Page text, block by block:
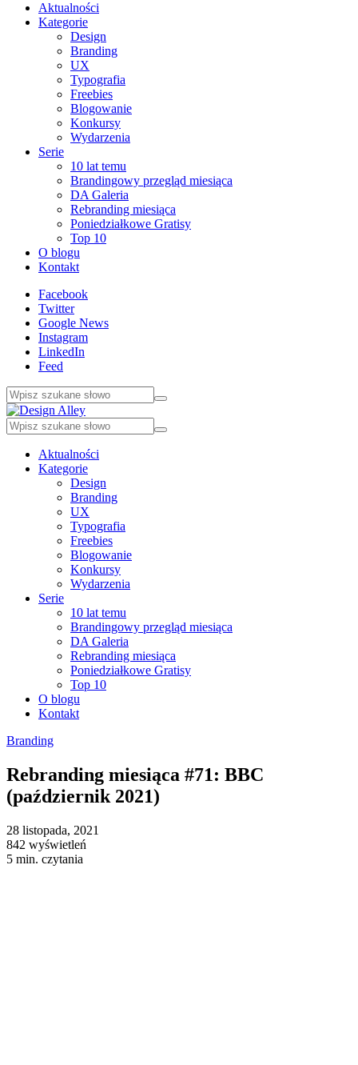
Aktualności
Kategorie
Design
Branding
UX
Typografia
Freebies
Blogowanie
Konkursy
Wydarzenia
Serie
10 lat temu
Brandingowy przegląd miesiąca
DA Galeria
Rebranding miesiąca
Poniedziałkowe Gratisy
Top 10
O blogu
Kontakt
Facebook
Twitter
Google News
Instagram
LinkedIn
Feed
Aktualności
Kategorie
Design
Branding
UX
Typografia
Freebies
Blogowanie
Konkursy
Wydarzenia
Serie
10 lat temu
Brandingowy przegląd miesiąca
DA Galeria
Rebranding miesiąca
Poniedziałkowe Gratisy
Top 10
O blogu
Kontakt
Branding
Rebranding miesiąca #71: BBC
(październik 2021)
28 listopada, 2021
842 wyświetleń
5 min. czytania